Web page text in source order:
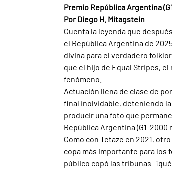
Premio República Argentina
Por Diego H. Mitagstein
Cuenta la leyenda que
el República Argentina de
divina para el verdadero
que el hijo de Equal Stripes, el
fenómeno.
Actuación llena de clase de
final inolvidable, deteniendo la
producir una foto que
República Argentina (G1-2000
Como con Tetaze en 2021,
copa más importante para los
público copó las tribunas -